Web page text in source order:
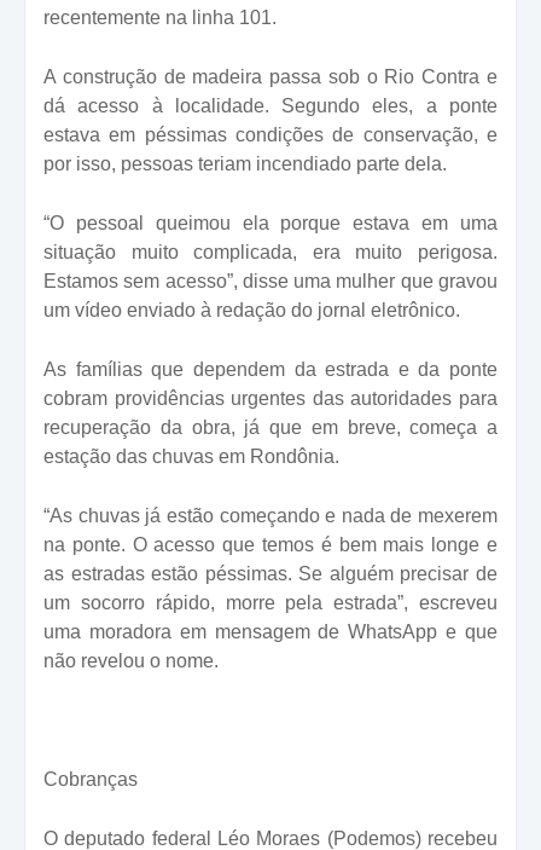
recentemente na linha 101.
A construção de madeira passa sob o Rio Contra e
dá acesso à localidade. Segundo eles, a ponte
estava em péssimas condições de conservação, e
por isso, pessoas teriam incendiado parte dela.
“O pessoal queimou ela porque estava em uma
situação muito complicada, era muito perigosa.
Estamos sem acesso”, disse uma mulher que gravou
um vídeo enviado à redação do jornal eletrônico.
As famílias que dependem da estrada e da ponte
cobram providências urgentes das autoridades para
recuperação da obra, já que em breve, começa a
estação das chuvas em Rondônia.
“As chuvas já estão começando e nada de mexerem
na ponte. O acesso que temos é bem mais longe e
as estradas estão péssimas. Se alguém precisar de
um socorro rápido, morre pela estrada”, escreveu
uma moradora em mensagem de WhatsApp e que
não revelou o nome.
Cobranças
O deputado federal Léo Moraes (Podemos) recebeu